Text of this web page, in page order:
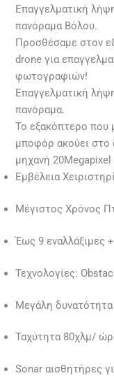
Επαγγελματική
πανόραμα Βόλου.
Προσθέσαμε στον
drone για
φωτογραφιών!
Επαγγελματική
πανόραμα.
Το εξακόπτερο που
μποφόρ ακούει
μηχανή 20Megapixel
Εμβέλεια
Μέγιστος Χρόνος
Έως 9 εναλλάξιμες
Τεχνολογίες:
Μεγάλη
Ταχύτητα 80χλμ/
Sonar αισθητήρες